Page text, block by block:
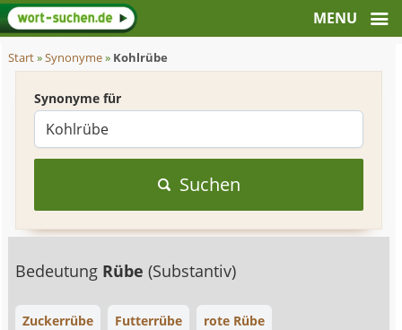
Start»Synonyme» Kohlrübe
Synonyme für
Suchen
Bedeutung Rübe(Substantiv)
Zuckerrübe Futterrübe rote Rübe